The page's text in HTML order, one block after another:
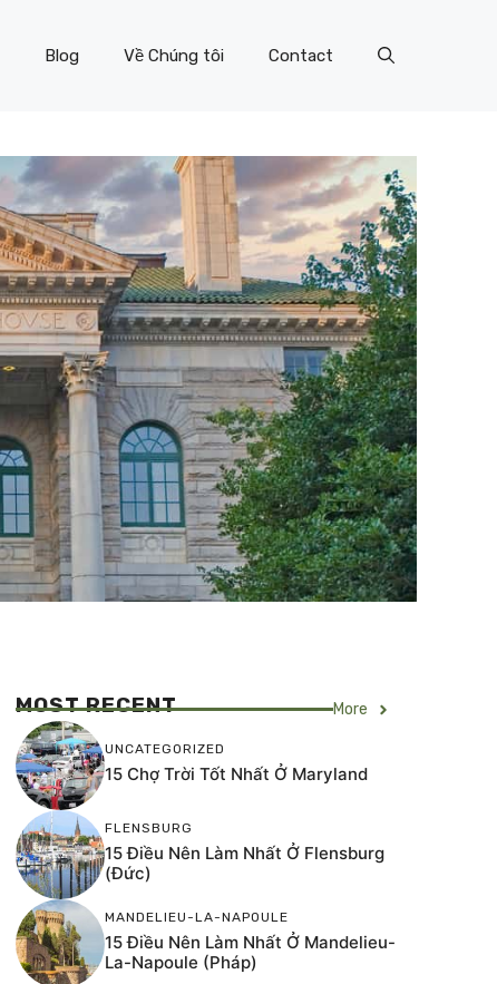
Blog Về Chúng tôi Contact
MOST RECENT More
UNCATEGORIZED
15 Chợ Trời Tốt Nhất Ở Maryland
FLENSBURG
15 Điều Nên Làm Nhất Ở Flensburg
(Đức)
MANDELIEU-LA-NAPOULE
15 Điều Nên Làm Nhất Ở Mandelieu-
La-Napoule (Pháp)